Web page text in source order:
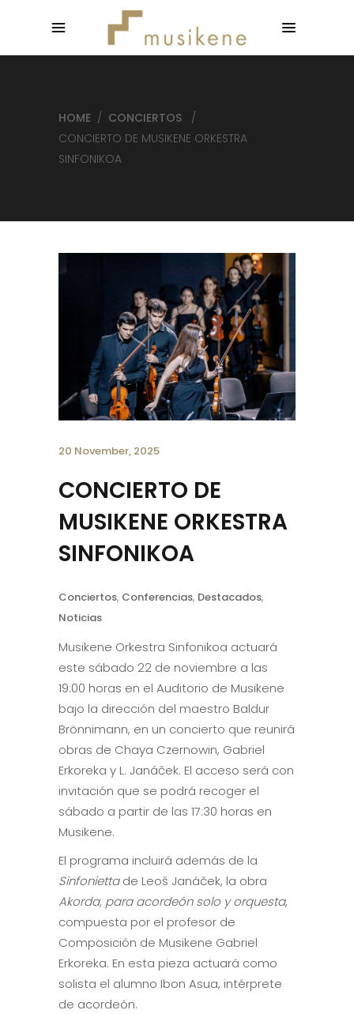
HOME / CONCIERTOS
/
CONCIERTO DE MUSIKENE ORKESTRA
SINFONIKOA
20 November, 2025
CONCIERTO DE
MUSIKENE ORKESTRA
SINFONIKOA
Conciertos, Conferencias, Destacados,
Noticias
Musikene Orkestra Sinfonikoa actuará
este sábado 22 de noviembre a las
19:00 horas en el Auditorio de Musikene
bajo la dirección del maestro Baldur
Brönnimann, en un concierto que reunirá
obras de Chaya Czernowin, Gabriel
Erkoreka y L. Janáček. El acceso será con
invitación que se podrá recoger el
sábado a partir de las 17:30 horas en
Musikene.
El programa incluirá además de la
Sinfoniettade Leoš Janáček, la obra
Akorda, para acordeón solo y orquesta,
compuesta por el profesor de
Composición de Musikene Gabriel
Erkoreka. En esta pieza actuará como
solista el alumno Ibon Asua, intérprete
de acordeón.